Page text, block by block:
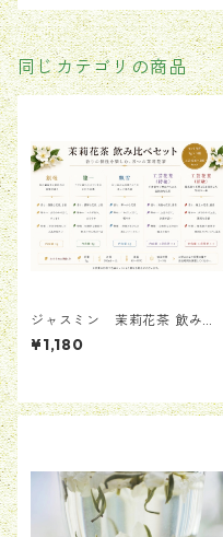
同じカテゴリの商品
ジャスミン 茉莉花茶 飲み比
べセット 5種類
¥1,180